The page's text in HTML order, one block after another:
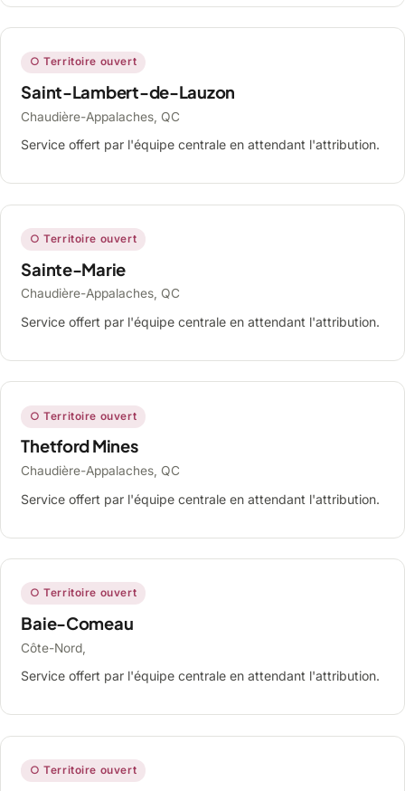
○ Territoire ouvert
Saint-Lambert-de-Lauzon
Chaudière-Appalaches, QC
Service offert par l'équipe centrale en attendant l'attribution.
○ Territoire ouvert
Sainte-Marie
Chaudière-Appalaches, QC
Service offert par l'équipe centrale en attendant l'attribution.
○ Territoire ouvert
Thetford Mines
Chaudière-Appalaches, QC
Service offert par l'équipe centrale en attendant l'attribution.
○ Territoire ouvert
Baie-Comeau
Côte-Nord,
Service offert par l'équipe centrale en attendant l'attribution.
○ Territoire ouvert